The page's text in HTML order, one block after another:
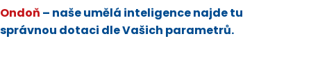
Ondoň – naše umělá inteligence najde tu
správnou dotaci dle Vašich parametrů.